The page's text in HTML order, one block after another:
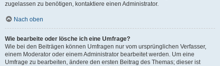
zugelassen zu benötigen, kontaktiere einen Administrator.
Nach oben
Wie bearbeite oder lösche ich eine Umfrage?
Wie bei den Beiträgen können Umfragen nur vom ursprünglichen Verfasser,
einem Moderator oder einem Administrator bearbeitet werden. Um eine
Umfrage zu bearbeiten, ändere den ersten Beitrag des Themas; dieser ist